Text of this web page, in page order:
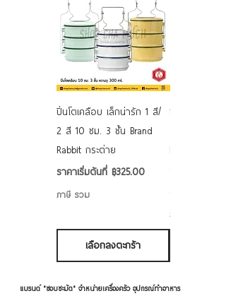
ปิ่นโตเคลือบ เล็กน่ารัก 1 สี/
2 สี 10 ซม. 3 ชั้น Brand
Rabbit กระต่าย
ราคาเริ่มต้นที่ ฿325.00
ราคาขายลด
ภาษี รวม
เลือกลงตะกร้า
ชามเคลือบ
ภาษี รวม
แบรนด์ "ชอบชะมัด" จำหน่ายเครื่องครัว อุปกรณ์ทำอาหาร